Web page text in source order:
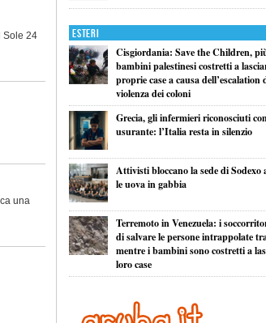
Sole 24
una
Esteri
Cisgiordania: Save the Children,
bambini palestinesi costretti a
proprie case a causa dell’escalation
violenza dei coloni
Grecia, gli infermieri riconosciuti
usurante: l’Italia resta in silenzio
Attivisti bloccano la sede di Sodexo
le uova in gabbia
Terremoto in Venezuela: i
di salvare le persone intrappolate
mentre i bambini sono costretti a
loro case